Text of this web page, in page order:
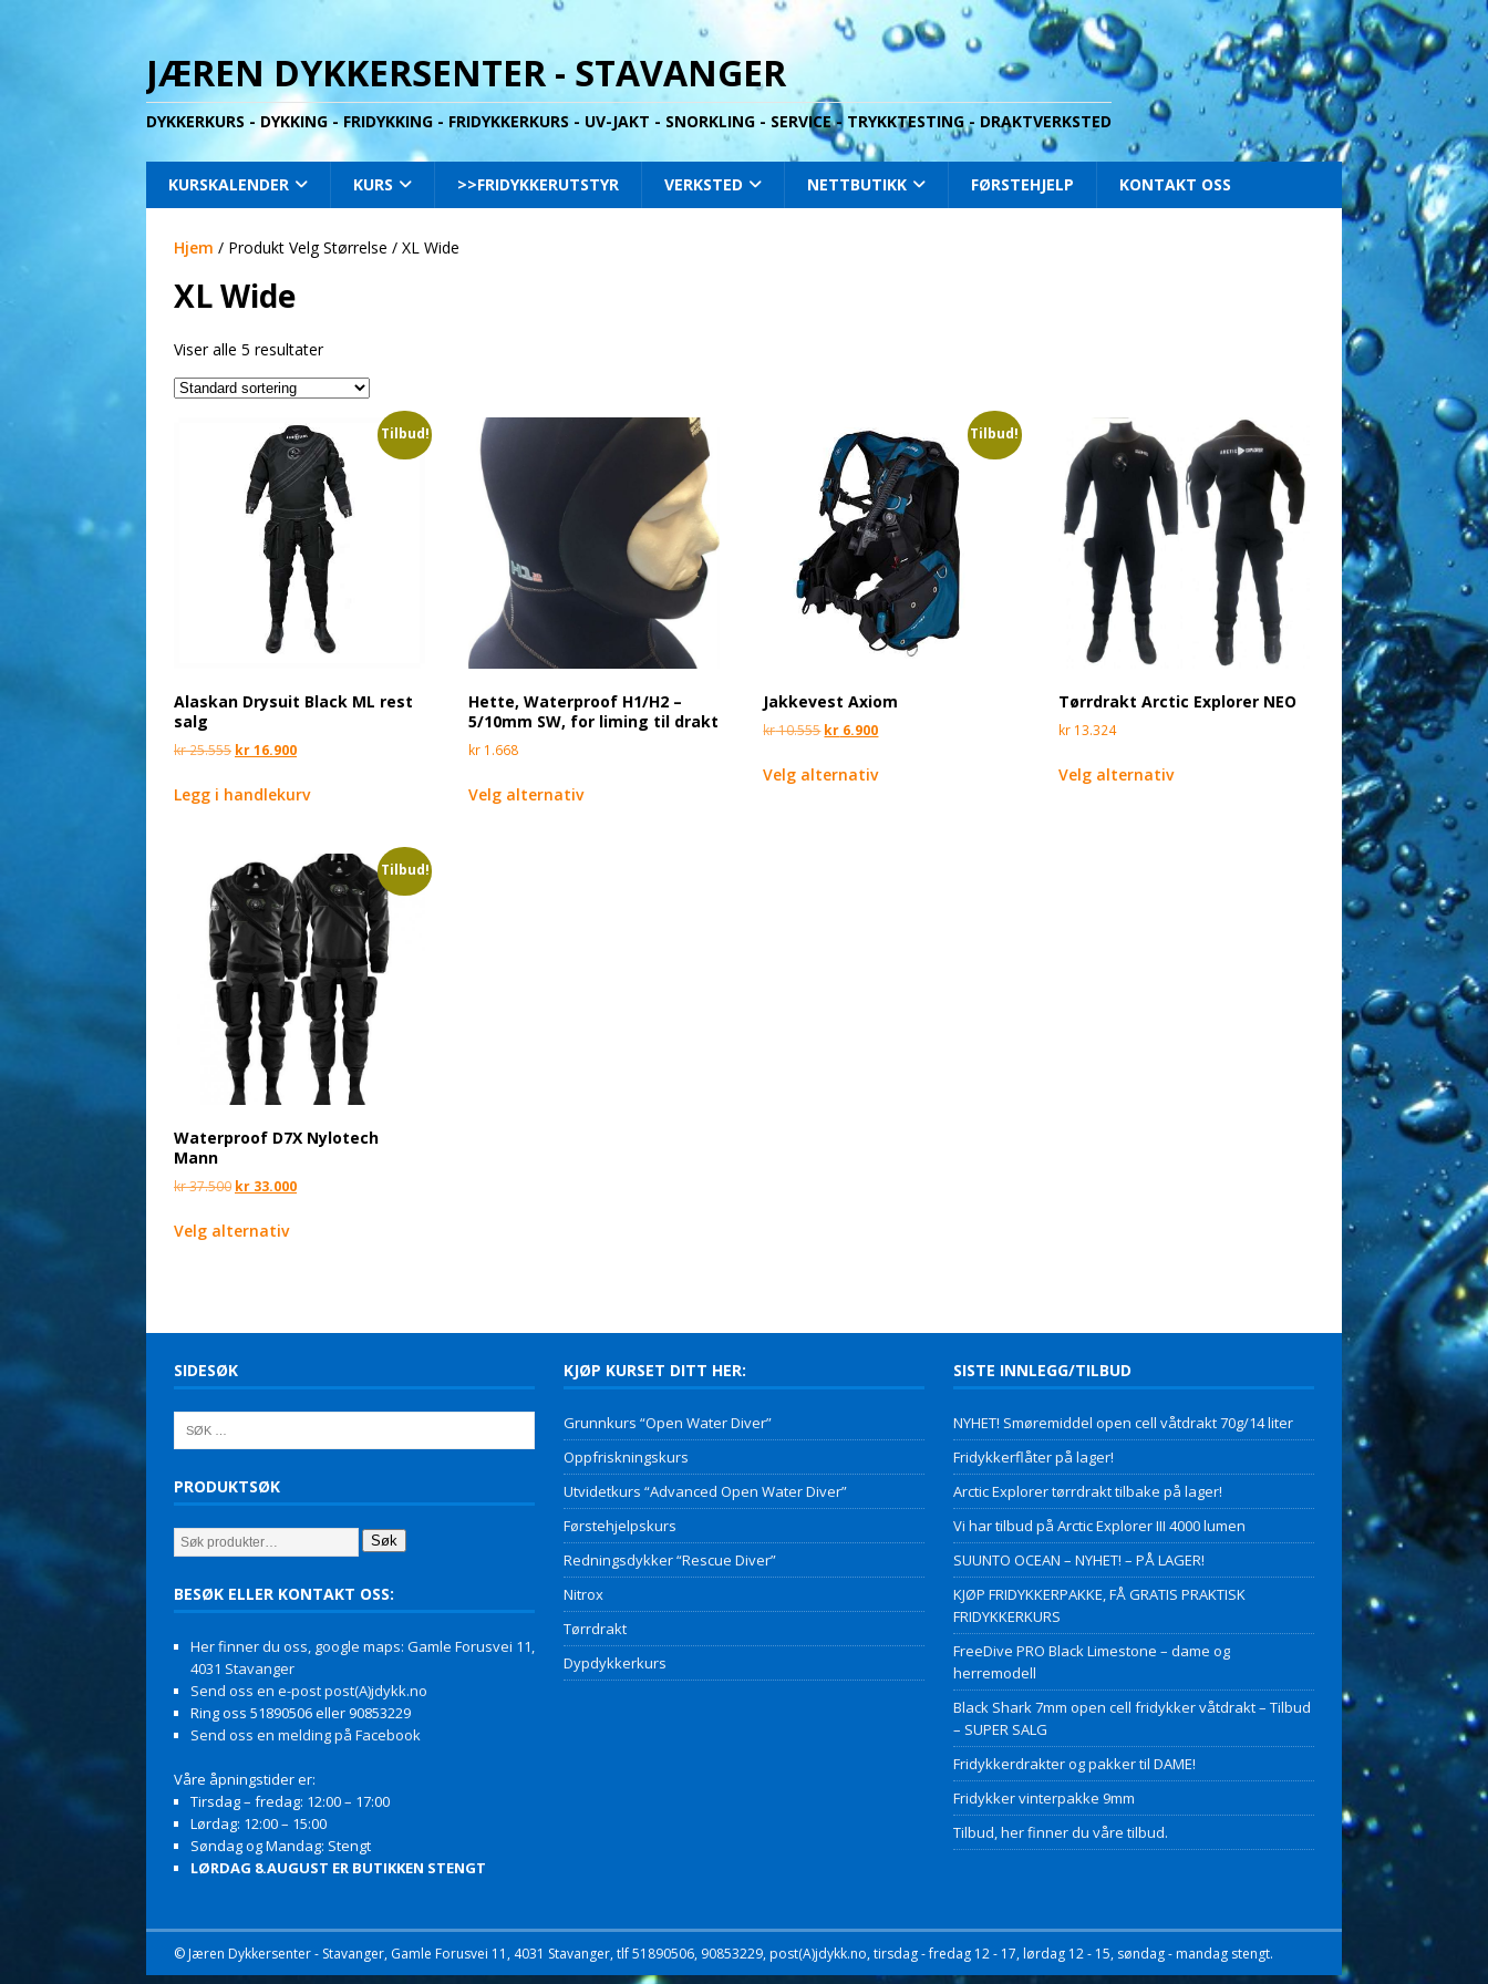
JÆREN DYKKERSENTER - STAVANGER
DYKKERKURS - DYKKING - FRIDYKKING - FRIDYKKERKURS - UV-JAKT - SNORKLING - SERVICE - TRYKKTESTING - DRAKTVERKSTED
KURSKALENDER KURS >>FRIDYKKERUTSTYR VERKSTED NETTBUTIKK FØRSTEHJELP KONTAKT OSS
Hjem / Produkt Velg Størrelse / XL Wide
XL Wide
Viser alle 5 resultater
Tilbud!
Alaskan Drysuit Black ML rest
salg
kr25.555 kr16.900
Legg i handlekurv
Hette, Waterproof H1/H2 –
5/10mm SW, for liming til drakt
kr 1.668
Velg alternativ
Tilbud!
Jakkevest Axiom
kr10.555 kr 6.900
Velg alternativ
Tørrdrakt Arctic Explorer NEO
kr13.324
Velg alternativ
Tilbud!
Waterproof D7X Nylotech
Mann
kr37.500 kr 33.000
Velg alternativ
SIDESØK
PRODUKTSØK
Søk
BESØK ELLER KONTAKT OSS:
Her finner du oss, google maps: Gamle Forusvei 11,
4031 Stavanger
Send oss en e-post post(A)jdykk.no
Ring oss 51890506 eller 90853229
Send oss en melding på Facebook
Våre åpningstider er:
Tirsdag – fredag: 12:00 – 17:00
Lørdag: 12:00 – 15:00
Søndag og Mandag: Stengt
LØRDAG 8.AUGUST ER BUTIKKEN STENGT
KJØP KURSET DITT HER:
Grunnkurs “Open Water Diver”
Oppfriskningskurs
Utvidetkurs “Advanced Open Water Diver”
Førstehjelpskurs
Redningsdykker “Rescue Diver”
Nitrox
Tørrdrakt
Dypdykkerkurs
SISTE INNLEGG/TILBUD
NYHET! Smøremiddel open cell våtdrakt 70g/14 liter
Fridykkerflåter på lager!
Arctic Explorer tørrdrakt tilbake på lager!
Vi har tilbud på Arctic Explorer III 4000 lumen
SUUNTO OCEAN – NYHET! – PÅ LAGER!
KJØP FRIDYKKERPAKKE, FÅ GRATIS PRAKTISK
FRIDYKKERKURS
FreeDive PRO Black Limestone – dame og
herremodell
Black Shark 7mm open cell fridykker våtdrakt – Tilbud
– SUPER SALG
Fridykkerdrakter og pakker til DAME!
Fridykker vinterpakke 9mm
Tilbud, her finner du våre tilbud.
© Jæren Dykkersenter - Stavanger, Gamle Forusvei 11, 4031 Stavanger, tlf 51890506, 90853229, post(A)jdykk.no, tirsdag - fredag 12 - 17, lørdag 12 - 15, søndag - mandag stengt.